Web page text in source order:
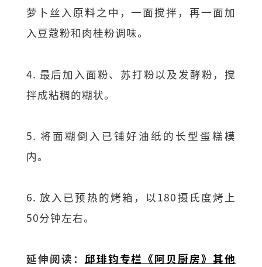
萝卜丝入原料之中，一面搅拌，再一面加
入豆蔻粉和肉桂粉调味。
4. 最后加入面粉、苏打粉以及发酵粉，搅
拌成粘稠的糊状。
5. 将面糊倒入已铺好油纸的长型蛋糕模
内。
6. 放入已预热的烤箱，以180摄氏度烤上
50分钟左右。
延伸阅读： 邱琲钧专栏《阿贝厨房》其他